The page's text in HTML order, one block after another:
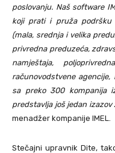
poslovanju. Naš software
koji prati i pruža podršku
(mala, srednja i velika
privredna preduzeća,
namještaja,
računovodstvene
sa preko 300 kompanija
predstavlja još jedan izazov
menadžer kompanije IMEL.
Stečajni upravnik Dite,